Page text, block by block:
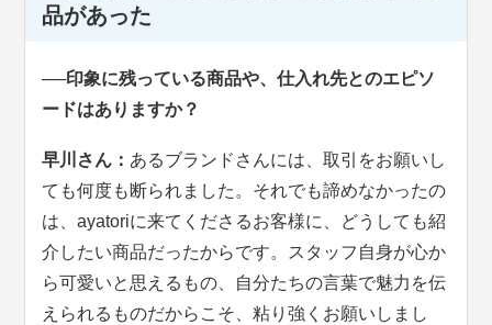
品があった
──印象に残っている商品や、仕入れ先とのエピソ
ードはありますか？
早川さん： あるブランドさんには、取引をお願いし
ても何度も断られました。それでも諦めなかったの
は、ayatoriに来てくださるお客様に、どうしても紹
介したい商品だったからです。スタッフ自身が心か
ら可愛いと思えるもの、自分たちの言葉で魅力を伝
えられるものだからこそ、粘り強くお願いしまし